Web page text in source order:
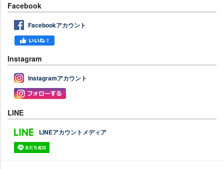
Facebook
Facebookアカウント
Instagram
Instagramアカウント
LINE
LINEアカウントメディア